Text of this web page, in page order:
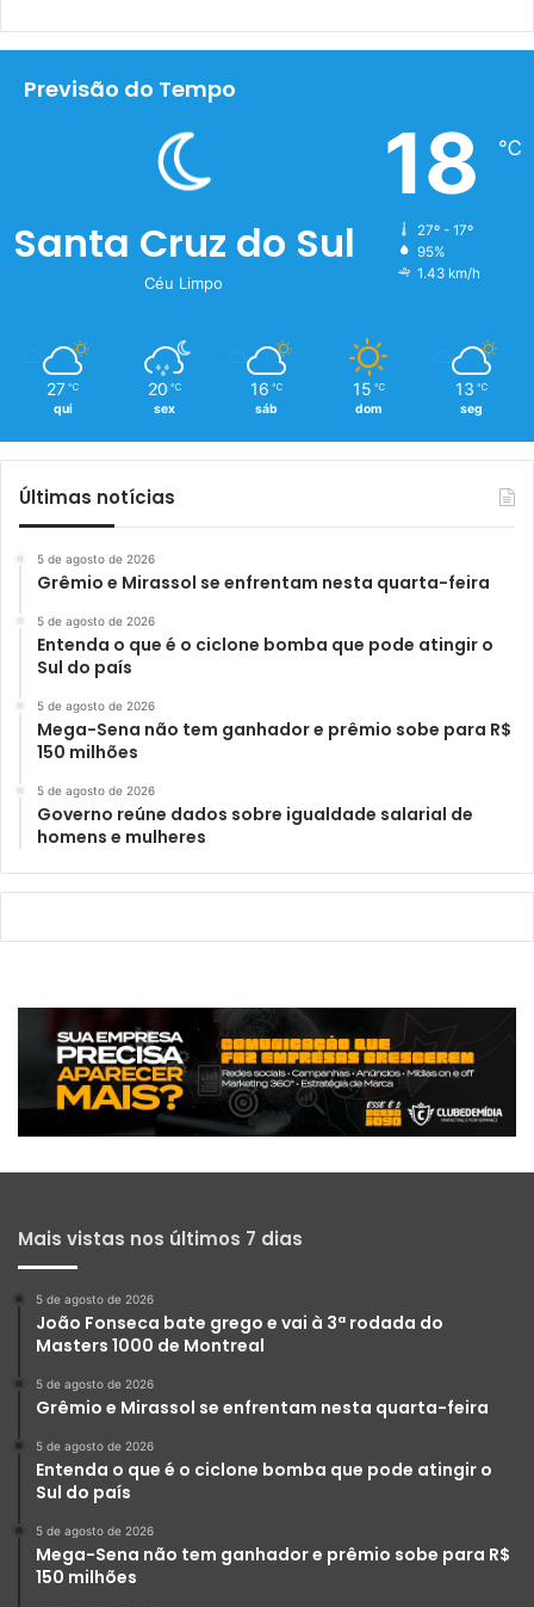
Previsão do Tempo
Santa Cruz do Sul
Céu Limpo
18 ℃
27º - 17º
95%
1.43 km/h
27 ℃
qui
20 ℃
sex
16 ℃
sáb
15 ℃
dom
13 ℃
seg
Últimas notícias
5 de agosto de 2026
Grêmio e Mirassol se enfrentam nesta quarta-feira
5 de agosto de 2026
Entenda o que é o ciclone bomba que pode atingir o
Sul do país
5 de agosto de 2026
Mega-Sena não tem ganhador e prêmio sobe para R$
150 milhões
5 de agosto de 2026
Governo reúne dados sobre igualdade salarial de
homens e mulheres
Mais vistas nos últimos 7 dias
5 de agosto de 2026
João Fonseca bate grego e vai à 3ª rodada do
Masters 1000 de Montreal
5 de agosto de 2026
Grêmio e Mirassol se enfrentam nesta quarta-feira
5 de agosto de 2026
Entenda o que é o ciclone bomba que pode atingir o
Sul do país
5 de agosto de 2026
Mega-Sena não tem ganhador e prêmio sobe para R$
150 milhões